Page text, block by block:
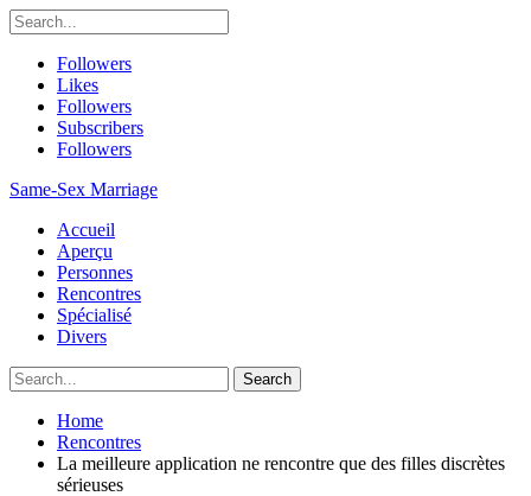
Followers
Likes
Followers
Subscribers
Followers
Same-Sex Marriage
Accueil
Aperçu
Personnes
Rencontres
Spécialisé
Divers
Home
Rencontres
La meilleure application ne rencontre que des filles discrètes
sérieuses